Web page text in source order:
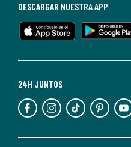
24H JUNTOS
DESCARGAR NUESTRA APP